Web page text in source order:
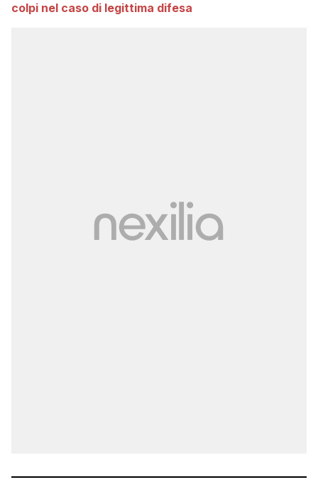
colpi nel caso di legittima difesa